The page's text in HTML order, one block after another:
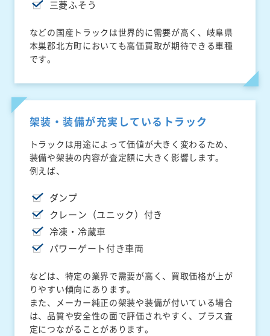
三菱ふそう
などの国産トラックは世界的に需要が高く、岐阜県
本巣郡北方町においても高価買取が期待できる車種
です。
架装・装備が充実しているトラック
トラックは用途によって価値が大きく変わるため、
装備や架装の内容が査定額に大きく影響します。
例えば、
ダンプ
クレーン（ユニック）付き
冷凍・冷蔵車
パワーゲート付き車両
などは、特定の業界で需要が高く、買取価格が上が
りやすい傾向にあります。
また、メーカー純正の架装や装備が付いている場合
は、品質や安全性の面で評価されやすく、プラス査
定につながることがあります。